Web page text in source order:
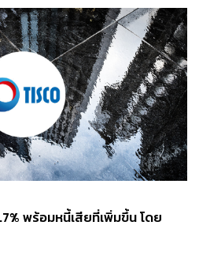
พร้อมหนี้เสียที่เพิ่มขึ้น โดย